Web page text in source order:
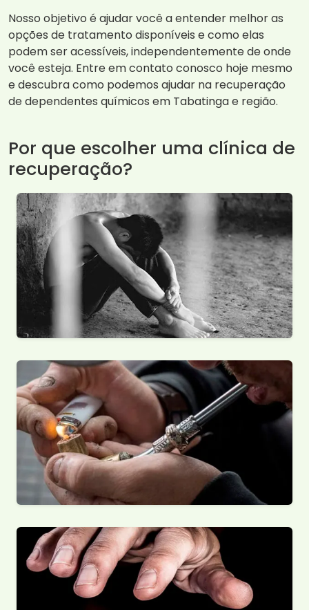
Nosso objetivo é ajudar você a entender melhor as
opções de tratamento disponíveis e como elas
podem ser acessíveis, independentemente de onde
você esteja. Entre em contato conosco hoje mesmo
e descubra como podemos ajudar na recuperação
de dependentes químicos em Tabatinga e região.
Por que escolher uma clínica de
recuperação?